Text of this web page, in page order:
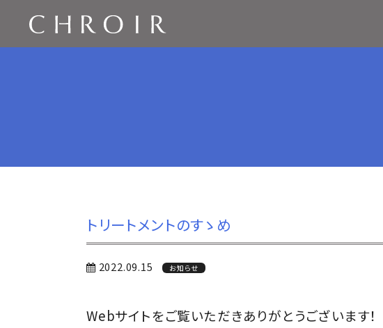
トリートメントのすゝめ
2022.09.15 お知らせ
Webサイトをご覧いただきありがとうございます！